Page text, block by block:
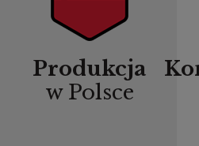
Produkcja
w Polsce